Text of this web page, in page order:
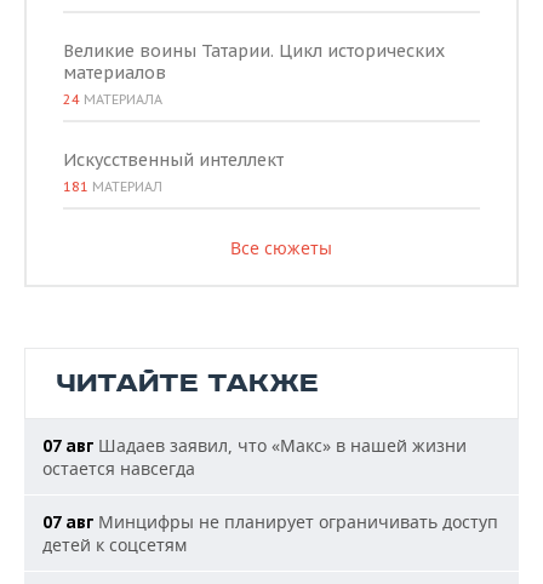
Великие воины Татарии. Цикл исторических
материалов
24 МАТЕРИАЛА
Искусственный интеллект
181 МАТЕРИАЛ
Все сюжеты
ЧИТАЙТЕ ТАКЖЕ
07 авг Шадаев заявил, что «Макс» в нашей жизни
остается навсегда
07 авг Минцифры не планирует ограничивать доступ
детей к соцсетям